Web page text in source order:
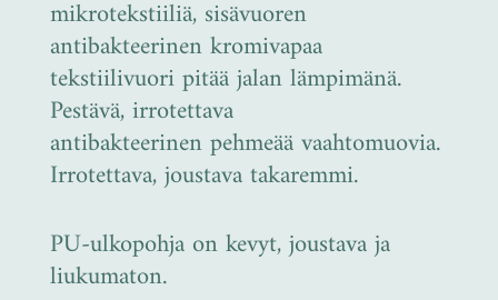
mikrotekstiiliä, sisävuoren
antibakteerinen kromivapaa
tekstiilivuori pitää jalan lämpimänä.
Pestävä, irrotettava
antibakteerinen pehmeää vaahtomuovia.
Irrotettava, joustava takaremmi.
PU-ulkopohja on kevyt, joustava ja
liukumaton.